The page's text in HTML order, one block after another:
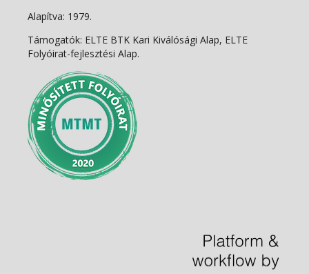
Alapítva: 1979.
Támogatók: ELTE BTK Kari Kiválósági Alap, ELTE
Folyóirat-fejlesztési Alap.